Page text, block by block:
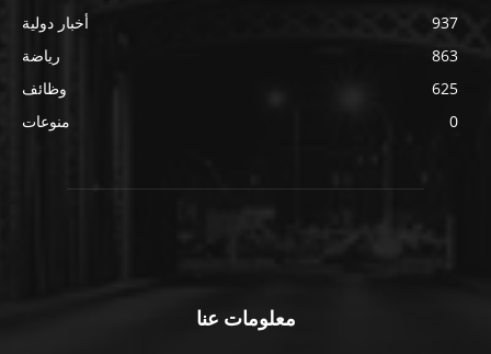
أخبار دولية
937
رياضة
863
وظائف
625
منوعات
0
معلومات عنا